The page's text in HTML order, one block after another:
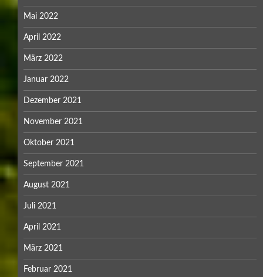
Mai 2022
April 2022
März 2022
Januar 2022
Dezember 2021
November 2021
Oktober 2021
September 2021
August 2021
Juli 2021
April 2021
März 2021
Februar 2021